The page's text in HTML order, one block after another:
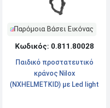
Παρόμοια Βάσει Εικόνας
Κωδικός: 0.811.80028
Παιδικό προστατευτικό
κράνος Nilox
(NXHELMETKID) με Led light